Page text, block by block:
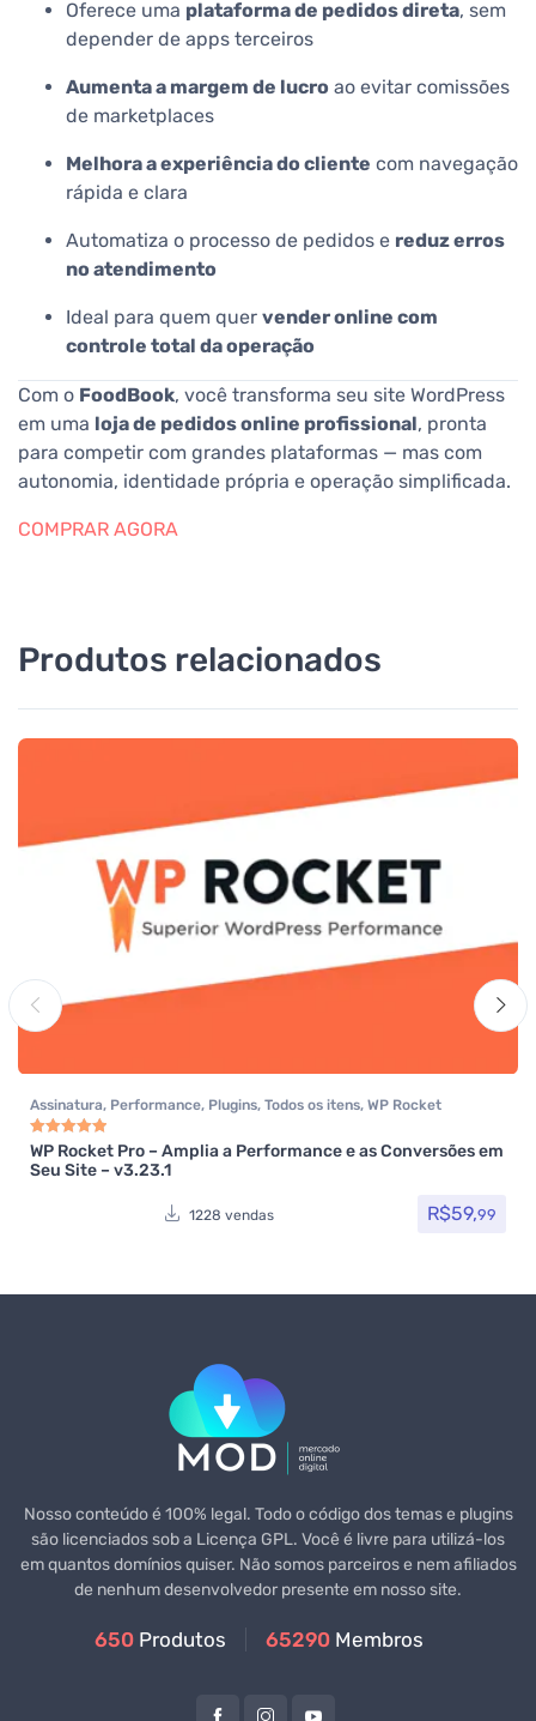
Oferece uma plataforma de pedidos direta, sem
depender de apps terceiros
Aumenta a margem de lucro ao evitar comissões
de marketplaces
Melhora a experiência do cliente com navegação
rápida e clara
Automatiza o processo de pedidos e reduz erros
no atendimento
Ideal para quem quer vender online com
controle total da operação
Com o FoodBook, você transforma seu site WordPress
em uma loja de pedidos online profissional, pronta
para competir com grandes plataformas — mas com
autonomia, identidade própria e operação simplificada.
COMPRAR AGORA
Produtos relacionados
Assinatura, Performance, Plugins, Todos os itens, WP Rocket
Avaliação5.00 de 5
WP Rocket Pro – Amplia a Performance e as Conversões em
Seu Site – v3.23.1
1228 vendas R$59,99
Nosso conteúdo é 100% legal. Todo o código dos temas e plugins
são licenciados sob a Licença GPL. Você é livre para utilizá-los
em quantos domínios quiser. Não somos parceiros e nem afiliados
de nenhum desenvolvedor presente em nosso site.
650 Produtos 65290 Membros